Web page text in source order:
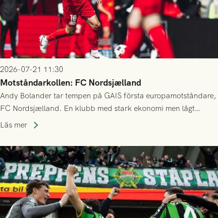
2026-07-21 11:30
Motståndarkollen: FC Nordsjælland
Andy Bolander tar tempen på GAIS första europamotståndare,
FC Nordsjælland. En klubb med stark ekonomi men lågt
publiksnitt, ett lag med både kollektiv styrka och individuell
Läs mer